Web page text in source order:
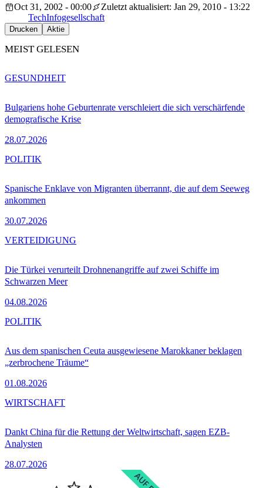
Oct 31, 2002 - 00:00
Zuletzt aktualisiert: Jan 29, 2010 - 13:22
TechInfogesellschaft
Drucken Aktie
MEIST GELESEN
Bulgariens hohe Geburtenrate verschleiert die sich verschärfende
demografische Krise
28.07.2026
GESUNDHEIT
Spanische Enklave von Migranten überrannt, die auf dem Seeweg
ankommen
30.07.2026
POLITIK
Die Türkei verurteilt Drohnenangriffe auf zwei Schiffe im
Schwarzen Meer
04.08.2026
VERTEIDIGUNG
Aus dem spanischen Ceuta ausgewiesene Marokkaner beklagen
„zerbrochene Träume“
01.08.2026
POLITIK
Dankt China für die Rettung der Weltwirtschaft, sagen EZB-
Analysten
28.07.2026
WIRTSCHAFT